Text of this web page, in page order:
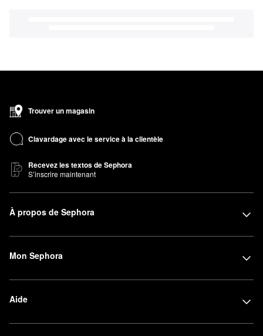
Trouver un magasin
Clavardage avec le service à la clientèle
Recevez les textos de Sephora
S’inscrire maintenant
À propos de Sephora
Mon Sephora
Aide